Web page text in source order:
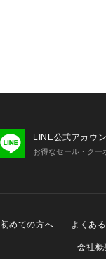
LINE公式アカウン
お得なセール・クー
初めての方へ よくあ
会社概